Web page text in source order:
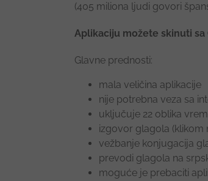
(405 miliona ljudi govori
Aplikaciju možete skinuti sa
Glavne prednosti:
mala veličina aplikacije
nije potrebna veza sa
uključuje 22 oblika
izgovor glagola (klikom
vežbanje konjugacija
prevodi glagola na
moguće je prebaciti